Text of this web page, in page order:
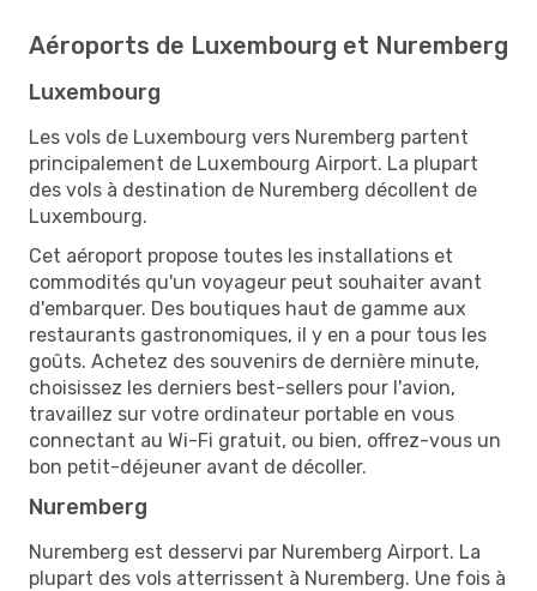
Aéroports de Luxembourg et Nuremberg
Luxembourg
Les vols de Luxembourg vers Nuremberg partent
principalement de Luxembourg Airport. La plupart
des vols à destination de Nuremberg décollent de
Luxembourg.
Cet aéroport propose toutes les installations et
commodités qu'un voyageur peut souhaiter avant
d'embarquer. Des boutiques haut de gamme aux
restaurants gastronomiques, il y en a pour tous les
goûts. Achetez des souvenirs de dernière minute,
choisissez les derniers best-sellers pour l'avion,
travaillez sur votre ordinateur portable en vous
connectant au Wi-Fi gratuit, ou bien, offrez-vous un
bon petit-déjeuner avant de décoller.
Nuremberg
Nuremberg est desservi par Nuremberg Airport. La
plupart des vols atterrissent à Nuremberg. Une fois à